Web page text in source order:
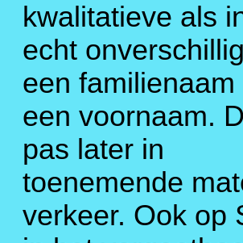
kwalitatieve als
echt
een
een voornaam.
pas later in
toenemende
verkeer. Ook op